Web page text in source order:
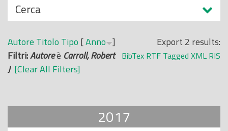
N
a
s
c
o
n
i
Cerca
Export 2 results:
BibTex RTF Tagged XML RIS
Autore Titolo Tipo [Anno ]
Filtri:Autoreè Carroll, Robert
J [Clear All Filters]
2017